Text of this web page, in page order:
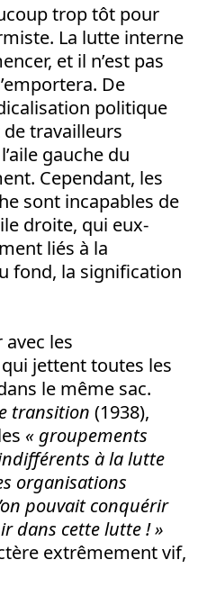
trop tôt pour
La lutte interne
et il n’est pas
De
politique
travailleurs
gauche du
Cependant, les
sont incapables de
droite, qui eux-
liés à la
fond, la signification
avec les
jettent toutes les
le même sac.
transition (1938),
« groupements
à la lutte
organisations
pouvait conquérir
dans cette lutte ! »
extrêmement vif,